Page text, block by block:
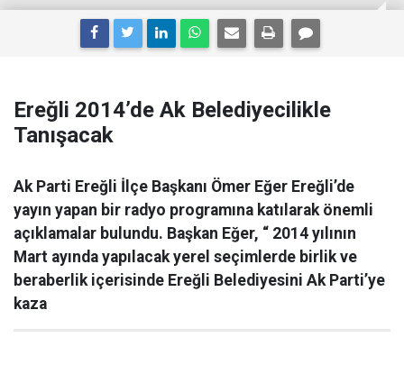
Ereğli 2014’de Ak Belediyecilikle
Tanışacak
Ak Parti Ereğli İlçe Başkanı Ömer Eğer Ereğli’de
yayın yapan bir radyo programına katılarak önemli
açıklamalar bulundu. Başkan Eğer, “ 2014 yılının
Mart ayında yapılacak yerel seçimlerde birlik ve
beraberlik içerisinde Ereğli Belediyesini Ak Parti’ye
kaza